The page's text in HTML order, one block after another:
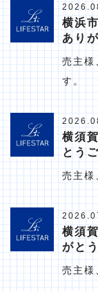
横浜
あり
売主様
す。
横須
とう
売主様
横須
がと
売主様